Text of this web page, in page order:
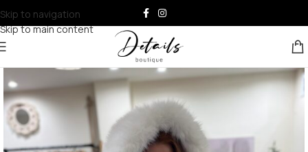
Skip to navigation
Skip to main content